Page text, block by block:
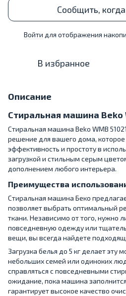
Сообщить,
Войти для отображения
В избранное
Описание
Стиральная машина Beko
Стиральная машина Beko WMB
решение для вашего дома, которое
эффективность и простоту в
загрузкой и стильным серым
дополнением любого интерьера.
Преимущества
Стиральная машина Беко
позволяет выбрать оптимальный
ткани. Независимо от того, нужно
повседневную одежду или
вещи, вы всегда найдете
Загрузка белья до 5 кг делает эту
небольших семей или одиноких
справляться с повседневными
ожидание, пока машина
гарантирует высокое качество